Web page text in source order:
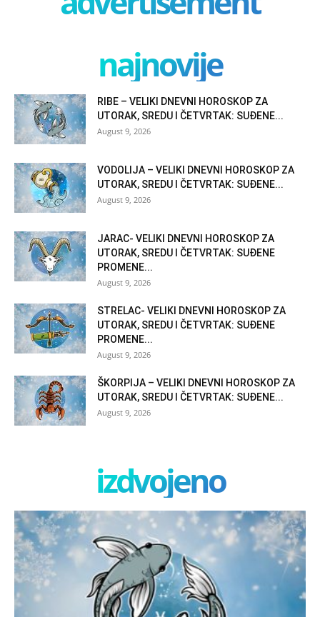
najnovije
RIBE – VELIKI DNEVNI HOROSKOP ZA
UTORAK, SREDU I ČETVRTAK: SUĐENE...
August 9, 2026
VODOLIJA – VELIKI DNEVNI HOROSKOP ZA
UTORAK, SREDU I ČETVRTAK: SUĐENE...
August 9, 2026
JARAC- VELIKI DNEVNI HOROSKOP ZA
UTORAK, SREDU I ČETVRTAK: SUĐENE
PROMENE...
August 9, 2026
STRELAC- VELIKI DNEVNI HOROSKOP ZA
UTORAK, SREDU I ČETVRTAK: SUĐENE
PROMENE...
August 9, 2026
ŠKORPIJA – VELIKI DNEVNI HOROSKOP ZA
UTORAK, SREDU I ČETVRTAK: SUĐENE...
August 9, 2026
izdvojeno